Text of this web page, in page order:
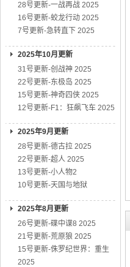
28号更新-一战再战 2025
16号更新-蛟龙行动 2025
7号更新-急转直下 2025
2025年10月更新
31号更新-创战神 2025
22号更新-东极岛 2025
15号更新-神奇四侠 2025
12号更新-F1：狂飙飞车 2025
2025年9月更新
28号更新-德古拉 2025
22号更新-超人 2025
13号更新-小人物2
10号更新-天国与地狱
2025年8月更新
26号更新-碟中谍8 2025
21号更新-荒原狼 2025
15号更新-侏罗纪世界：重生
2025